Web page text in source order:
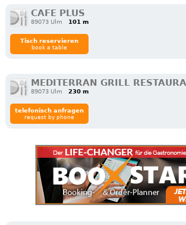
CAFE PLUS
89073 Ulm 101 m
Tisch reservieren
book a table
MEDITERRAN GRILL
89073 Ulm 230 m
telefonisch anfragen
request by phone